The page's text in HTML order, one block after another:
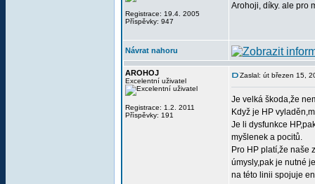
Registrace: 19.4. 2005
Příspěvky: 947
Arohoji, díky. ale pro
Návrat nahoru
AROHOJ
Excelentní uživatel
Registrace: 1.2. 2011
Příspěvky: 191
Zaslal: út březen 15,
Je velká škoda,že
Když je HP
Je li dysfunkce
myšlenek a pocitů.
Pro HP platí,že naše
úmysly,pak je nutné
na této linii spojuje